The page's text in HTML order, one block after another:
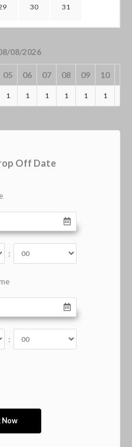
30 31
08/2026
05 06 07 08 09 10
1 1 1 1 1 1
Off Date
:
: